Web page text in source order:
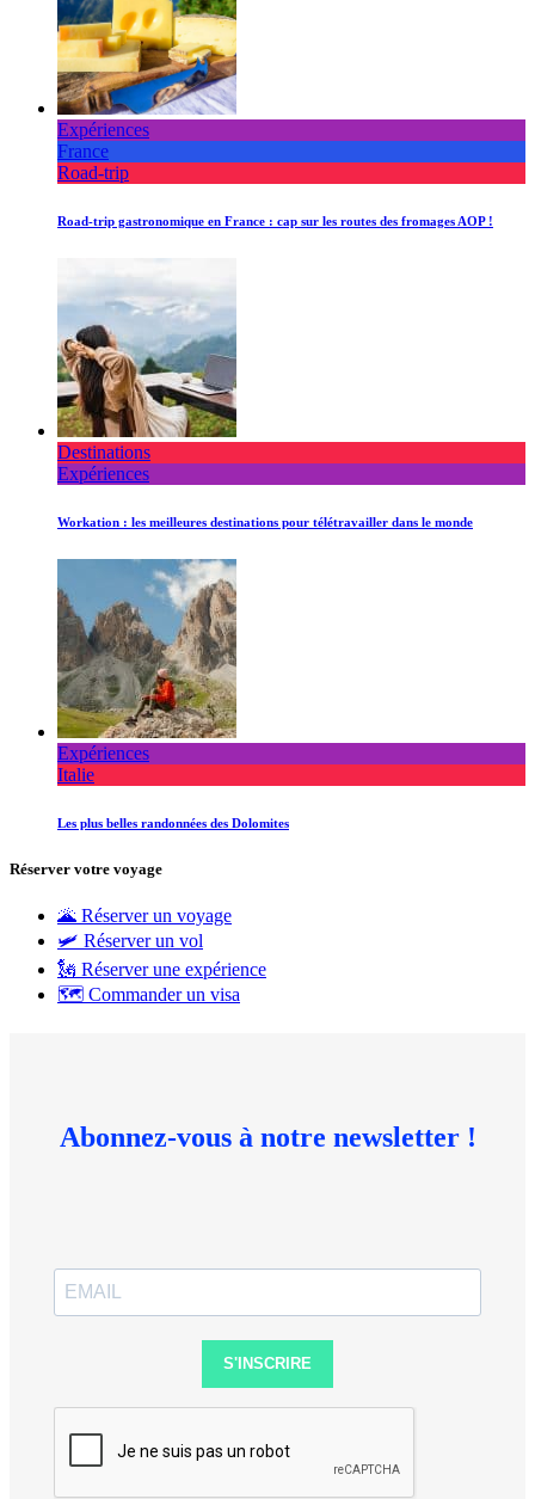
Expériences
France
Road-trip
Road-trip gastronomique en France : cap sur les routes des fromages AOP !
Destinations
Expériences
Workation : les meilleures destinations pour télétravailler dans le monde
Expériences
Italie
Les plus belles randonnées des Dolomites
Réserver votre voyage
🌋 Réserver un voyage
🛩 Réserver un vol
🗽 Réserver une expérience
🗺 Commander un visa
Abonnez-vous à notre newsletter !
S'INSCRIRE